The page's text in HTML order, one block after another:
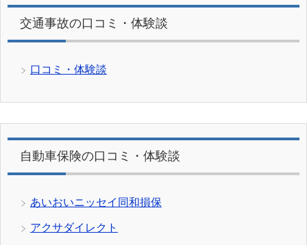
交通事故の口コミ・体験談
口コミ・体験談
自動車保険の口コミ・体験談
あいおいニッセイ同和損保
アクサダイレクト